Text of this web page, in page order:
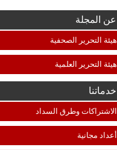
عن المجلة
هيئة التحرير الصحفية
هيئة التحرير العلمية
خدماتنا
الاشتراكات وطرق السداد
أعداد مجانية